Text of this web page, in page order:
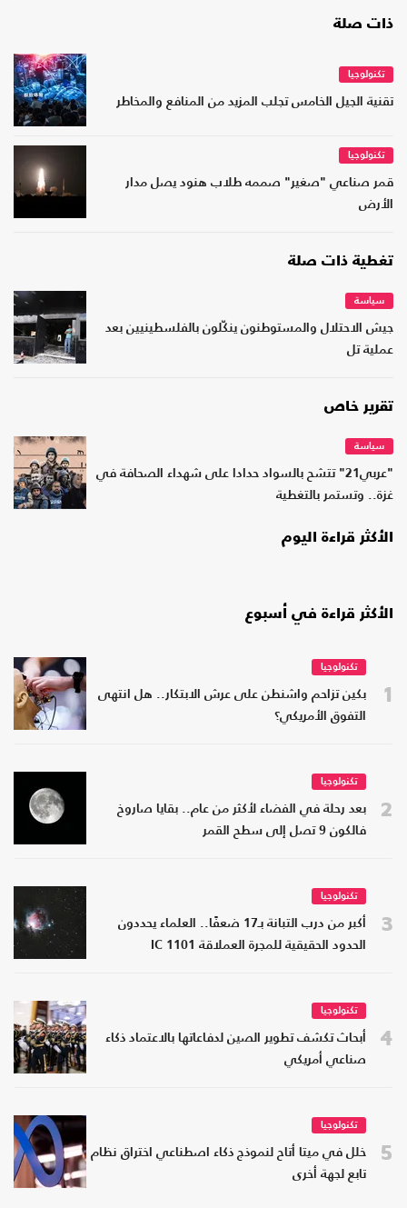
ذات صلة
تكنولوجيا
تقنية الجيل الخامس تجلب المزيد من المنافع والمخاطر
تكنولوجيا
قمر صناعي "صغير" صممه طلاب هنود يصل مدار
الأرض
تغطية ذات صلة
سياسة
جيش الاحتلال والمستوطنون ينكّلون بالفلسطينيين بعد
عملية تل
تقرير خاص
سياسة
"عربي21" تتشح بالسواد حدادا على شهداء الصحافة في
غزة.. وتستمر بالتغطية
الأكثر قراءة اليوم
الأكثر قراءة في أسبوع
1
تكنولوجيا
بكين تزاحم واشنطن على عرش الابتكار.. هل انتهى
التفوق الأمريكي؟
2
تكنولوجيا
بعد رحلة في الفضاء لأكثر من عام.. بقايا صاروخ
فالكون 9 تصل إلى سطح القمر
3
تكنولوجيا
أكبر من درب التبانة بـ17 ضعفًا.. العلماء يحددون
الحدود الحقيقية للمجرة العملاقة IC 1101
4
تكنولوجيا
أبحاث تكشف تطوير الصين لدفاعاتها بالاعتماد ذكاء
صناعي أمريكي
5
تكنولوجيا
خلل في ميتا أتاح لنموذج ذكاء اصطناعي اختراق نظام
تابع لجهة أخرى